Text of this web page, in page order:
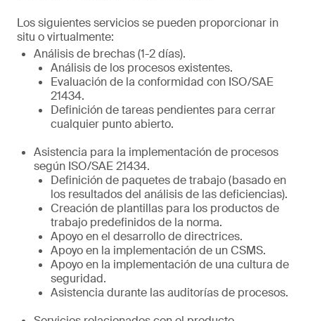
Los siguientes servicios se pueden proporcionar in
situ o virtualmente:
Análisis de brechas (1-2 días).
Análisis de los procesos existentes.
Evaluación de la conformidad con ISO/SAE
21434.
Definición de tareas pendientes para cerrar
cualquier punto abierto.
Asistencia para la implementación de procesos
según ISO/SAE 21434.
Definición de paquetes de trabajo (basado en
los resultados del análisis de las deficiencias).
Creación de plantillas para los productos de
trabajo predefinidos de la norma.
Apoyo en el desarrollo de directrices.
Apoyo en la implementación de un CSMS.
Apoyo en la implementación de una cultura de
seguridad.
Asistencia durante las auditorías de procesos.